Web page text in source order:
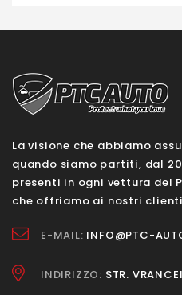
La visione che abbiamo
quando siamo partiti, dal
presenti in ogni vettura del
che offriamo ai nostri
E-MAIL: INFO@PTC-
INDIRIZZO: STR.